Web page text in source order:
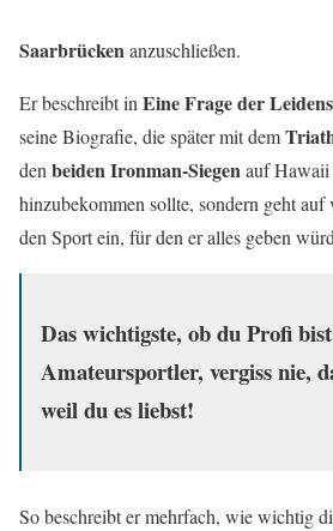
Saarbrücken anzuschließen.
Er beschreibt in Eine Frage der
seine Biografie, die später mit dem
den beiden Ironman-Siegen auf
hinzubekommen sollte, sondern geht
den Sport ein, für den er alles geben
Das wichtigste, ob du Profi
Amateursportler, vergiss nie,
weil du es liebst!
So beschreibt er mehrfach, wie wichtig